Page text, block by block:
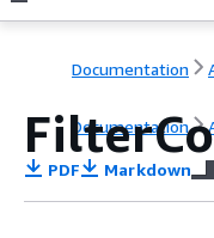
Documentation
Documentation
PDF Markdown